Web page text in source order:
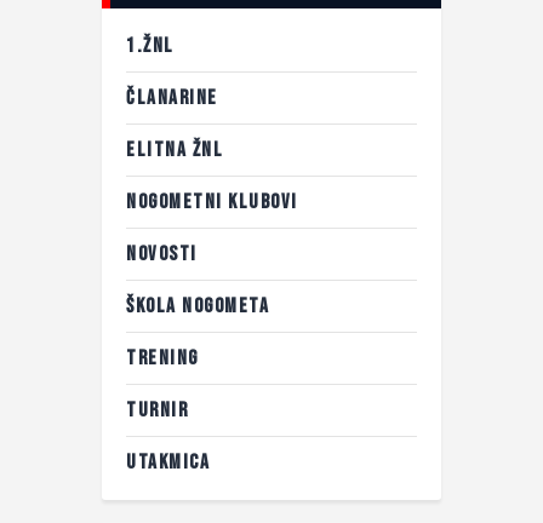
1.ŽNL
ČLANARINE
ELITNA ŽNL
NOGOMETNI KLUBOVI
NOVOSTI
ŠKOLA NOGOMETA
TRENING
TURNIR
UTAKMICA